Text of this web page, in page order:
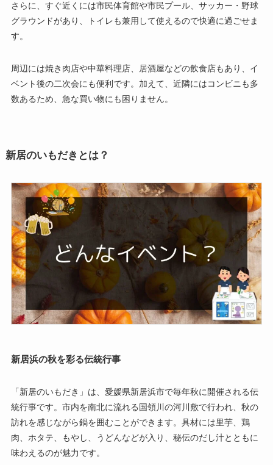
さらに、すぐ近くには市民体育館や市民プール、サッカー・野球
グラウンドがあり、トイレも兼用して使えるので快適に過ごせま
す。
周辺には焼き肉店や中華料理店、居酒屋などの飲食店もあり、イ
ベント後の二次会にも便利です。加えて、近隣にはコンビニも多
数あるため、急な買い物にも困りません。
新居のいもだきとは？
新居浜の秋を彩る伝統行事
「新居のいもだき」は、愛媛県新居浜市で毎年秋に開催される伝
統行事です。市内を南北に流れる国領川の河川敷で行われ、秋の
訪れを感じながら鍋を囲むことができます。具材には里芋、鶏
肉、ホタテ、もやし、うどんなどが入り、秘伝のだし汁とともに
味わえるのが魅力です。